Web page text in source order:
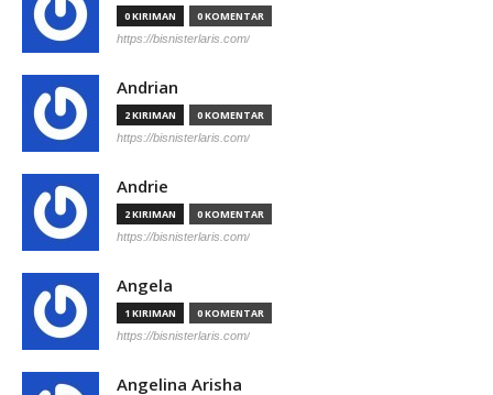
0 KIRIMAN 0 KOMENTAR
https://bisnisterlaris.com/
Andrian
2 KIRIMAN 0 KOMENTAR
https://bisnisterlaris.com/
Andrie
2 KIRIMAN 0 KOMENTAR
https://bisnisterlaris.com/
Angela
1 KIRIMAN 0 KOMENTAR
https://bisnisterlaris.com/
Angelina Arisha